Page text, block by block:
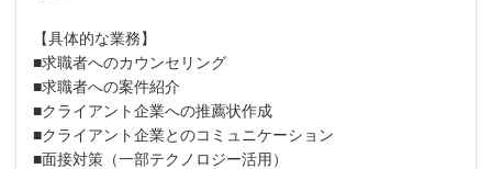
【具体的な業務】
■求職者へのカウンセリング
■求職者への案件紹介
■クライアント企業への推薦状作成
■クライアント企業とのコミュニケーション
■面接対策（一部テクノロジー活用）